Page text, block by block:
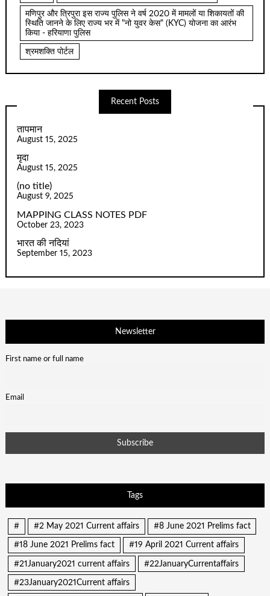
मणिपुर और त्रिपुरा इस राज्य पुलिस ने वर्ष 2020 में मामलों या शिकायतों की
स्थिति जानने के लिए राज्य भर में "नो युवर केस" (KYC) योजना का आरंभ
किया - हरियाणा पुलिस
श्रमशक्ति पोर्टल
Recent Posts
तापमान
August 15, 2025
मृदा
August 15, 2025
(no title)
August 9, 2025
MAPPING CLASS NOTES PDF
October 23, 2023
भारत की नदियां
September 15, 2023
Newsletter
First name or full name
Email
Tags
# #2 May 2021 Current affairs #8 June 2021 Prelims fact
#18 June 2021 Prelims fact #19 April 2021 Current affairs
#21January2021 current affairs #22JanuaryCurrentaffairs
#23January2021Current affairs